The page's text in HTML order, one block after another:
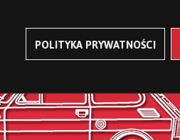
POLITYKA PRYWATNOŚCI